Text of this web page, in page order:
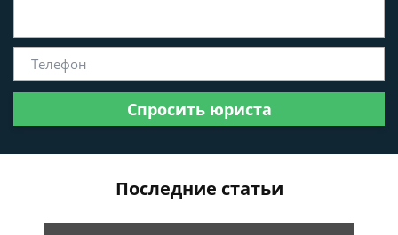
Спросить юриста
Последние статьи